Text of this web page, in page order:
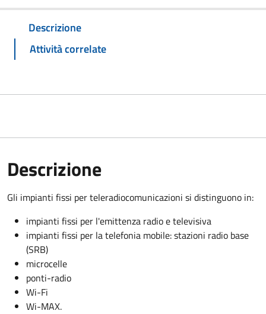
Descrizione
Attività correlate
Descrizione
Gli impianti fissi per teleradiocomunicazioni si distinguono in:
impianti fissi per l'emittenza radio e televisiva
impianti fissi per la telefonia mobile: stazioni radio base
(SRB)
microcelle
ponti-radio
Wi-Fi
Wi-MAX.